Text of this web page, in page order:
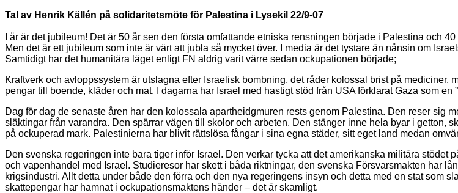
Tal av Henrik Källén på solidaritetsmöte för Palestina i Lysekil 22/9-07
I år är det jubileum! Det är 50 år sen den första omfattande etniska rensningen började i Palestina och
Men det är ett jubileum som inte är värt att jubla så mycket över. I media är det tystare än nånsin om
Samtidigt har det humanitära läget enligt FN aldrig varit värre sedan ockupationen började;
Kraftverk och avloppssystem är utslagna efter Israelisk bombning, det råder kolossal brist på
pengar till boende, kläder och mat. I dagarna har Israel med hastigt stöd från USA förklarat Gaza som
Dag för dag de senaste åren har den kolossala apartheidgmuren rests genom Palestina. Den reser sig
släktingar från varandra. Den spärrar vägen till skolor och arbeten. Den stänger inne hela byar i getton,
på ockuperad mark. Palestinierna har blivit rättslösa fångar i sina egna städer, sitt eget land medan
Den svenska regeringen inte bara tiger inför Israel. Den verkar tycka att det amerikanska militära
och vapenhandel med Israel. Studieresor har skett i båda riktningar, den svenska Försvarsmakten har
krigsindustri. Allt detta under både den förra och den nya regeringens insyn och detta med en stat som
skattepengar har hamnat i ockupationsmaktens händer – det är skamligt.